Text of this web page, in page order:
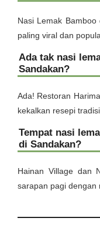
Nasi Lemak
paling viral dan
Ada tak nasi
Sandakan?
Ada! Restoran
kekalkan resepi
Tempat nasi
di Sandakan?
Hainan Village dan
sarapan pagi dengan